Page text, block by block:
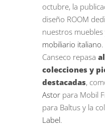
octubre, la
diseño ROOM
nuestros muebles
mobiliario italiano
Canseco repasa
colecciones y
destacadas,
Astor para Mobil
para Baltus y la
Label.